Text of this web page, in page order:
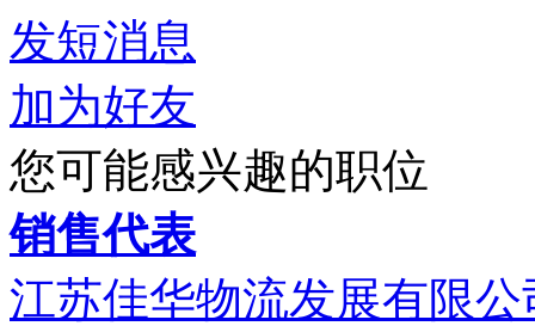
发短消息
加为好友
您可能感兴趣的职位
销售代表
江苏佳华物流发展有限公